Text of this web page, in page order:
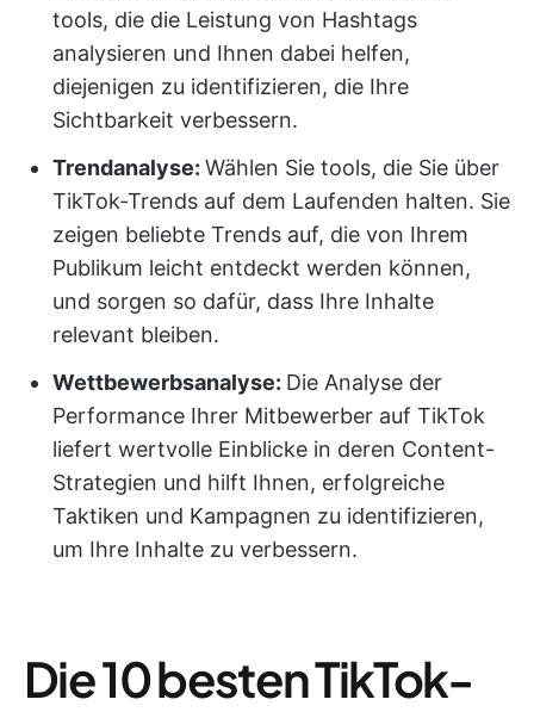
tools, die die Leistung von Hashtags
analysieren und Ihnen dabei helfen,
diejenigen zu identifizieren, die Ihre
Sichtbarkeit verbessern.
Trendanalyse: Wählen Sie tools, die Sie über
TikTok-Trends auf dem Laufenden halten. Sie
zeigen beliebte Trends auf, die von Ihrem
Publikum leicht entdeckt werden können,
und sorgen so dafür, dass Ihre Inhalte
relevant bleiben.
Wettbewerbsanalyse: Die Analyse der
Performance Ihrer Mitbewerber auf TikTok
liefert wertvolle Einblicke in deren Content-
Strategien und hilft Ihnen, erfolgreiche
Taktiken und Kampagnen zu identifizieren,
um Ihre Inhalte zu verbessern.
Die 10 besten TikTok-